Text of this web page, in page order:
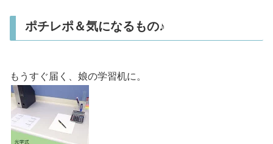
ポチレポ＆気になるもの♪
もうすぐ届く、娘の学習机に。